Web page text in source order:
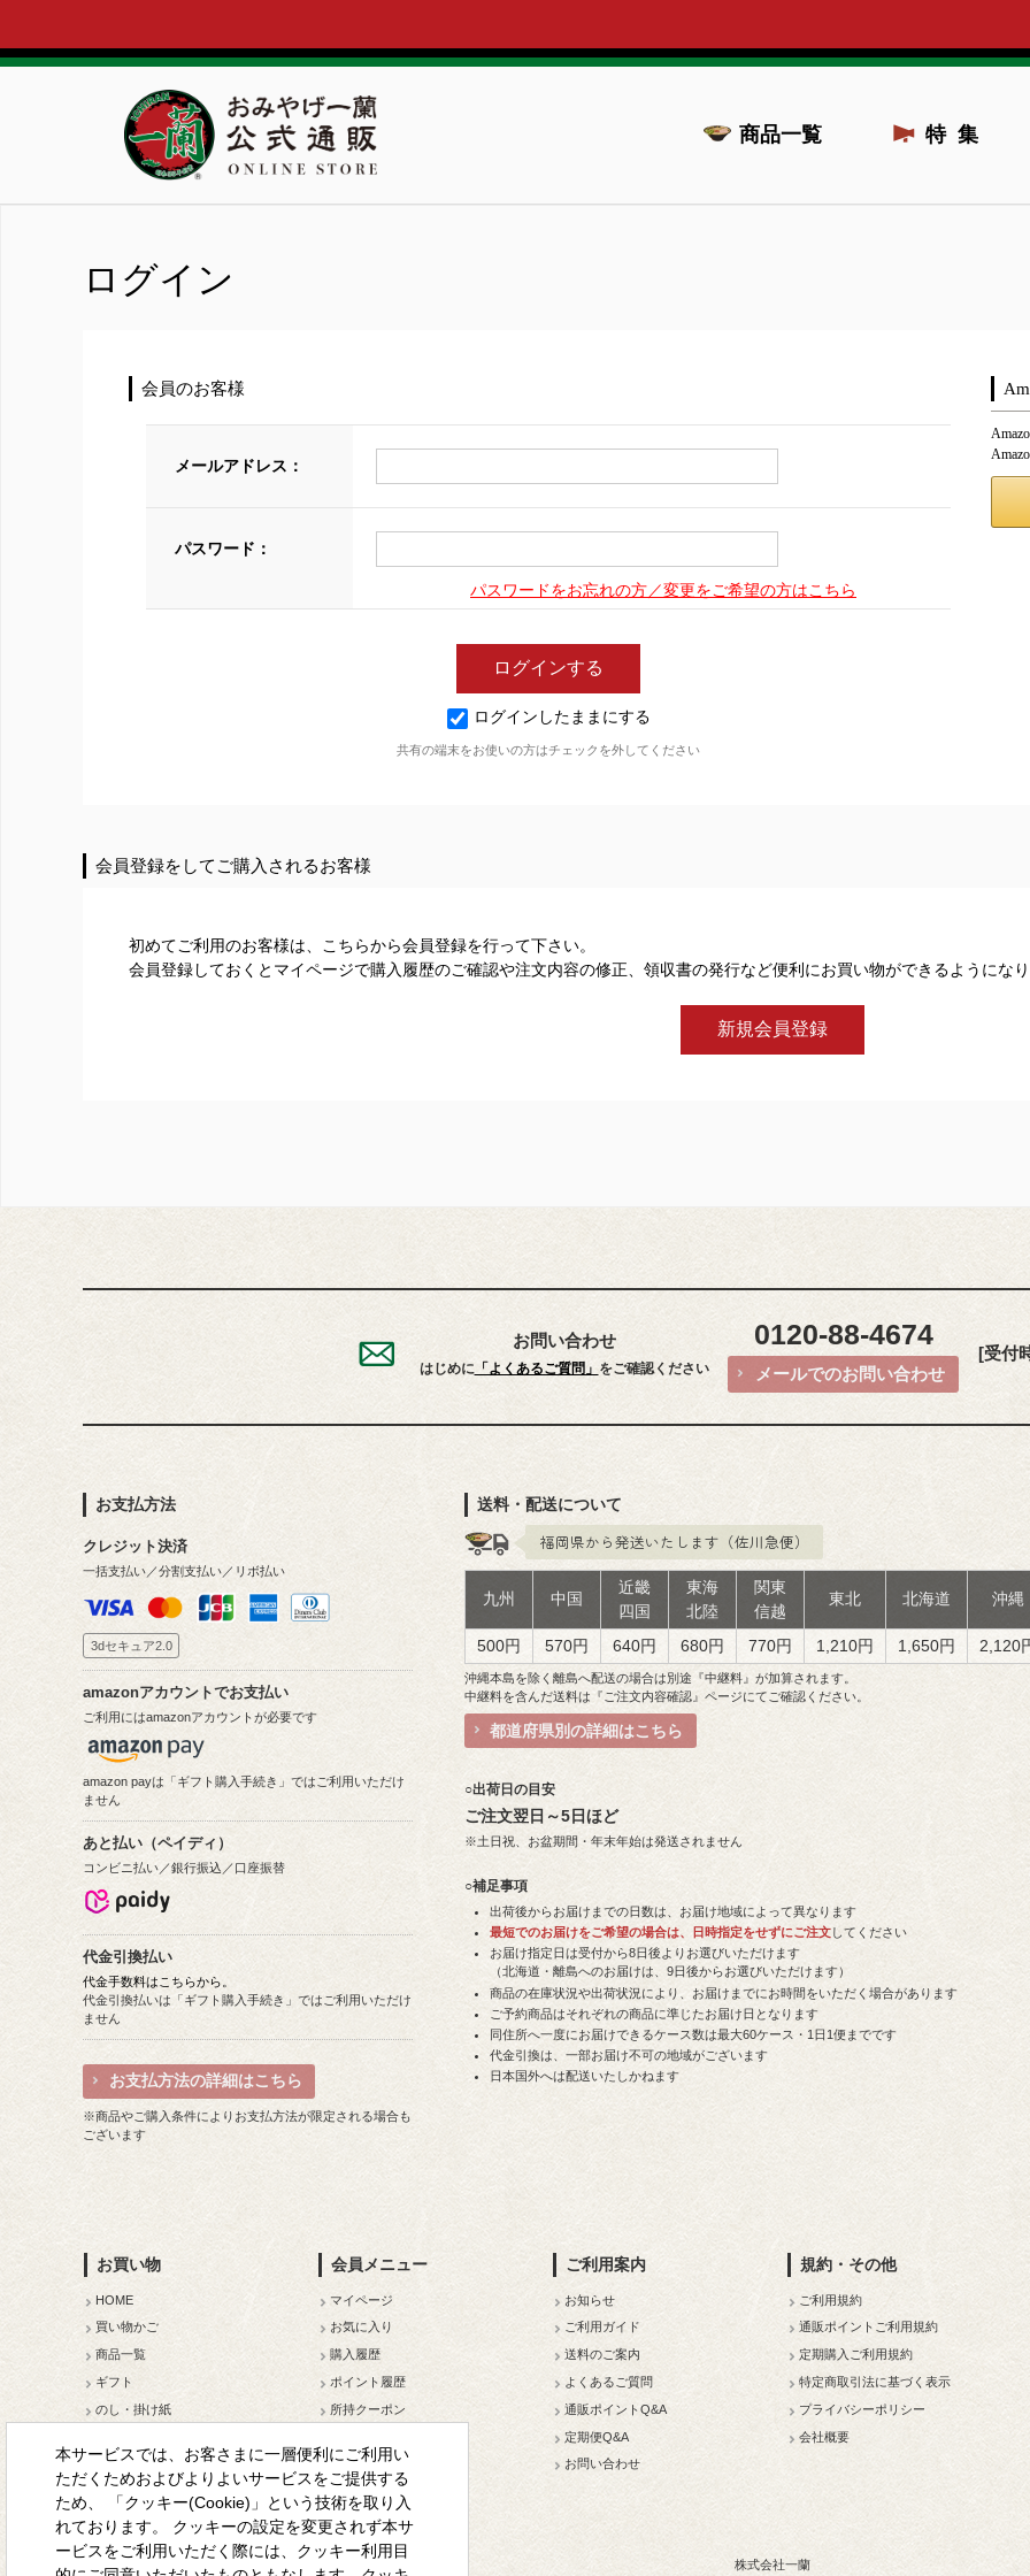
商品一覧 特集
ログイン
会員のお客様
メールアドレス：
パスワード：
パスワードをお忘れの方／変更をご希望の方はこちら
ログインしたままにする
共有の端末をお使いの方はチェックを外してください
会員登録をしてご購入されるお客様
初めてご利用のお客様は、こちらから会員登録を行って下さい。
会員登録しておくとマイページで購入履歴のご確認や注文内容の修正、領収書の発行など便利にお買い物ができるようにな
お問い合わせ
はじめに 「よくあるご質問」 をご確認ください
0120-88-4674
メールでのお問い合わせ
[受付
お支払方法
クレジット決済
一括支払い／分割支払い／リボ払い
3dセキュア2.0
amazonアカウントでお支払い
ご利用にはamazonアカウントが必要です
amazon payは「ギフト購入手続き」ではご利用いただけ
ません
あと払い（ペイディ）
コンビニ払い／銀行振込／口座振替
代金引換払い
代金手数料はこちらから。
代金引換払いは「ギフト購入手続き」ではご利用いただけ
ません
お支払方法の詳細はこちら
※商品やご購入条件によりお支払方法が限定される場合も
ございます
送料・配送について
福岡県から発送いたします（佐川急便）
九州 中国
近畿
四国
東海
北陸
関東
信越
東北 北海道 沖縄
500円 570円 640円 680円 770円 1,210円 1,650円 2,120
沖縄本島を除く離島へ配送の場合は別途『中継料』が加算されます。
中継料を含んだ送料は『ご注文内容確認』ページにてご確認ください。
都道府県別の詳細はこちら
○出荷日の目安
ご注文翌日～5日ほど
※土日祝、お盆期間・年末年始は発送されません
○補足事項
出荷後からお届けまでの日数は、お届け地域によって異なります
最短でのお届けをご希望の場合は、日時指定をせずにご注文してください
お届け指定日は受付から8日後よりお選びいただけます
（北海道・離島へのお届けは、9日後からお選びいただけます）
商品の在庫状況や出荷状況により、お届けまでにお時間をいただく場合があります
ご予約商品はそれぞれの商品に準じたお届け日となります
同住所へ一度にお届けできるケース数は最大60ケース・1日1便までです
代金引換は、一部お届け不可の地域がございます
日本国外へは配送いたしかねます
お買い物
HOME
買い物かご
商品一覧
ギフト
のし・掛け紙
会員メニュー
マイページ
お気に入り
購入履歴
ポイント履歴
所持クーポン
会員ランクについて
ご利用案内
お知らせ
ご利用ガイド
送料のご案内
よくあるご質問
通販ポイントQ&A
定期便Q&A
お問い合わせ
規約・その他
ご利用規約
通販ポイントご利用規約
定期購入ご利用規約
特定商取引法に基づく表示
プライバシーポリシー
会社概要
株式会社一蘭
本サービスでは、お客さまに一層便利にご利用い
ただくためおよびよりよいサービスをご提供する
ため、 「クッキー(Cookie)」という技術を取り入
れております。 クッキーの設定を変更されず本サ
ービスをご利用いただく際には、クッキー利用目